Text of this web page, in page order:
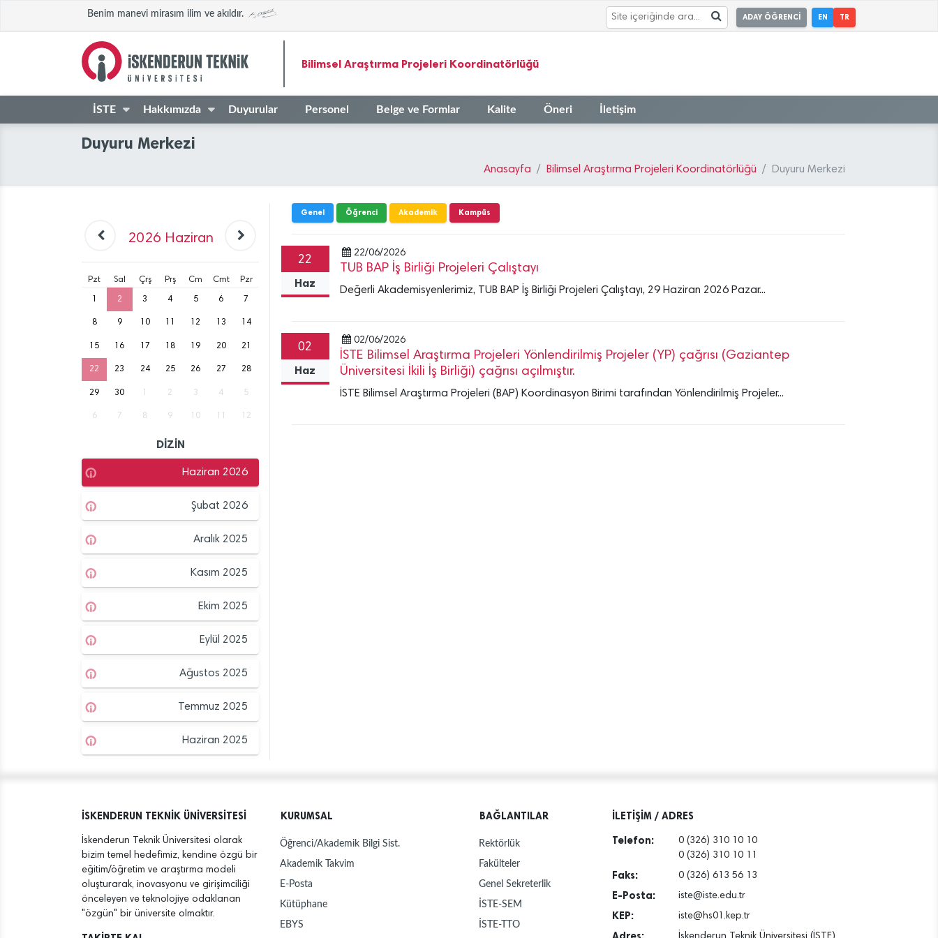
Benim manevi mirasım ilim ve akıldır. ADAY ÖĞRENCİ EN TR
Bilimsel Araştırma Projeleri Koordinatörlüğü
İSTE Hakkımızda Duyurular Personel Belge ve Formlar Kalite Öneri İletişim
Duyuru Merkezi
Anasayfa Bilimsel Araştırma Projeleri Koordinatörlüğü Duyuru Merkezi
2026 Haziran
Pzt Sal Çrş Prş Cm Cmt Pzr
2 3 4 5 6 7
8 9 10 12 13 14
15 16 17 18 19 20 21
22 23 24 25 26 27 28
29 30 2 3 4 5
6 7 8 9 10 12
DİZİN
Haziran 2026
Şubat 2026
Aralık 2025
Kasım 2025
Ekim 2025
Eylül 2025
Ağustos 2025
Temmuz 2025
Haziran 2025
Genel Öğrenci Akademik Kampüs
22
Haz
22/06/2026
TUB BAP İş Birliği Projeleri Çalıştayı
Değerli Akademisyenlerimiz, TUB BAP İş Birliği Projeleri Çalıştayı, 29 Haziran 2026 Pazar...
02
Haz
02/06/2026
İSTE Bilimsel Araştırma Projeleri Yönlendirilmiş Projeler (YP) çağrısı (Gaziantep
Üniversitesi İkili İş Birliği) çağrısı açılmıştır.
İSTE Bilimsel Araştırma Projeleri (BAP) Koordinasyon Birimi tarafından Yönlendirilmiş Projeler...
İSKENDERUN TEKNİK ÜNİVERSİTESİ
İskenderun Teknik Üniversitesi olarak
bizim temel hedefimiz, kendine özgü bir
eğitim/öğretim ve araştırma modeli
oluşturarak, inovasyonu ve girişimciliği
önceleyen ve teknolojiye odaklanan
"özgün" bir üniversite olmaktır.
KURUMSAL
Öğrenci/Akademik Bilgi Sist.
Akademik Takvim
E-Posta
Kütüphane
EBYS
BAĞLANTILAR
Rektörlük
Fakülteler
Genel Sekreterlik
İSTE-SEM
İSTE-TTO
İLETİŞİM / ADRES
Telefon:
0 (326) 310 10 10
0 (326) 310 10 11
Faks: 0 (326) 613 56 13
E-Posta: iste@iste.edu.tr
KEP: iste@hs01.kep.tr